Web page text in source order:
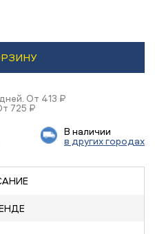
От 413 ₽
725 ₽
В наличии
в других городах